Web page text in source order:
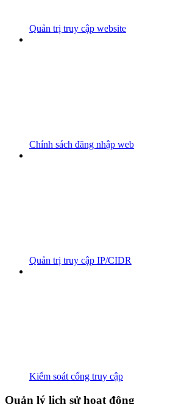
Quản trị truy cập website
Chính sách đăng nhập web
Quản trị truy cập IP/CIDR
Kiểm soát cổng truy cập
Quản lý lịch sử hoạt động